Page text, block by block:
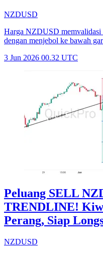
NZDUSD
Harga NZDUSD memvalidasi
dengan menjebol ke bawah
3 Jun 2026 00.32 UTC
Peluang SELL
TRENDLINE!
Perang, Siap
NZDUSD